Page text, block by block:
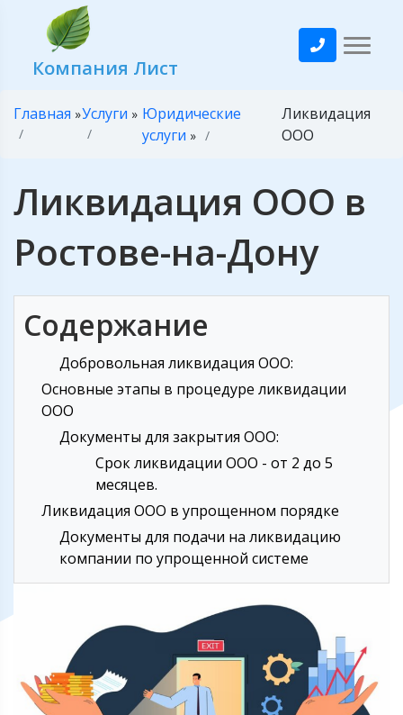
Компания Лист
Главная »Услуги » Юридические
услуги »
Ликвидация
ООО
Ликвидация ООО в
Ростове-на-Дону
Содержание
Добровольная ликвидация ООО:
Основные этапы в процедуре ликвидации
ООО
Документы для закрытия ООО:
Срок ликвидации ООО - от 2 до 5
месяцев.
Ликвидация ООО в упрощенном порядке
Документы для подачи на ликвидацию
компании по упрощенной системе